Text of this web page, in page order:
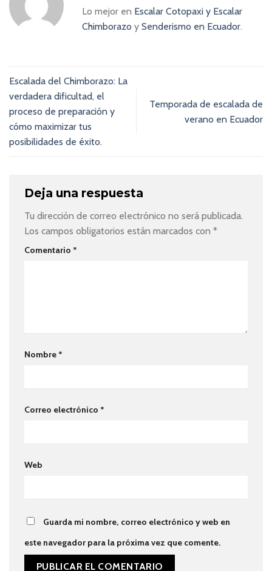
Lo mejor en Escalar Cotopaxi y Escalar
Chimborazo y Senderismo en Ecuador.
Escalada del Chimborazo: La
verdadera dificultad, el
proceso de preparación y
cómo maximizar tus
posibilidades de éxito.
Temporada de escalada de
verano en Ecuador
Deja una respuesta
Tu dirección de correo electrónico no será publicada.
Los campos obligatorios están marcados con *
Comentario *
Nombre *
Correo electrónico *
Web
Guarda mi nombre, correo electrónico y web en
este navegador para la próxima vez que comente.